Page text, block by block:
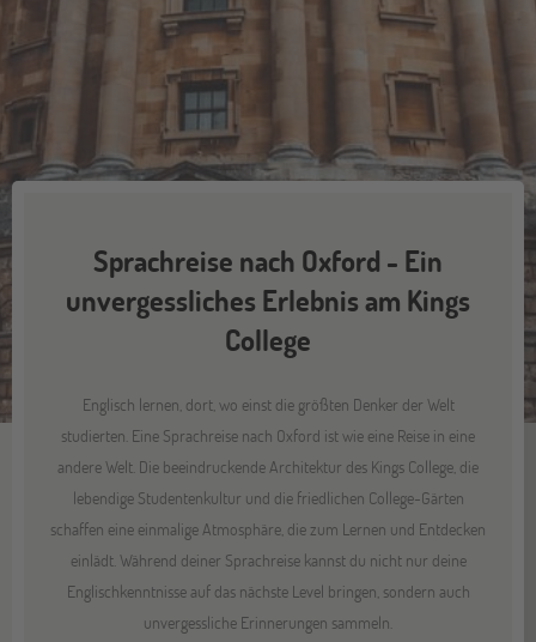
Sprachreise nach Oxford - Ein
unvergessliches Erlebnis am Kings
College
Englisch lernen, dort, wo einst die größten Denker der Welt
studierten. Eine Sprachreise nach Oxford ist wie eine Reise in eine
andere Welt. Die beeindruckende Architektur des Kings College, die
lebendige Studentenkultur und die friedlichen College-Gärten
schaffen eine einmalige Atmosphäre, die zum Lernen und Entdecken
einlädt. Während deiner Sprachreise kannst du nicht nur deine
Englischkenntnisse auf das nächste Level bringen, sondern auch
unvergessliche Erinnerungen sammeln.